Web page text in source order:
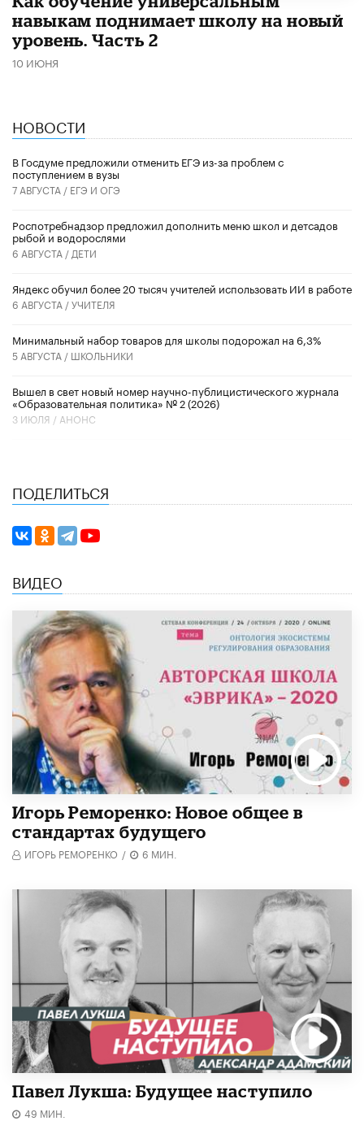
навыкам поднимает школу на новый
уровень. Часть 2
10 ИЮНЯ
НОВОСТИ
В Госдуме предложили отменить ЕГЭ из-за проблем с
поступлением в вузы
7 АВГУСТА / ЕГЭ И ОГЭ
Роспотребнадзор предложил дополнить меню школ и детсадов
рыбой и водорослями
6 АВГУСТА / ДЕТИ
​Яндекс обучил более 20 тысяч учителей использовать ИИ в работе
6 АВГУСТА /УЧИТЕЛЯ
Минимальный набор товаров для школы подорожал на 6,3%
5 АВГУСТА / ШКОЛЬНИКИ
Вышел в свет новый номер научно-публицистического журнала
«Образовательная политика» № 2 (2026)
3 ИЮЛЯ / АНОНС
ПОДЕЛИТЬСЯ
ВИДЕО
Игорь Реморенко: Новое общее в
стандартах будущего
ИГОРЬ РЕМОРЕНКО / 6 МИН.
Павел Лукша: Будущее наступило
49 МИН.